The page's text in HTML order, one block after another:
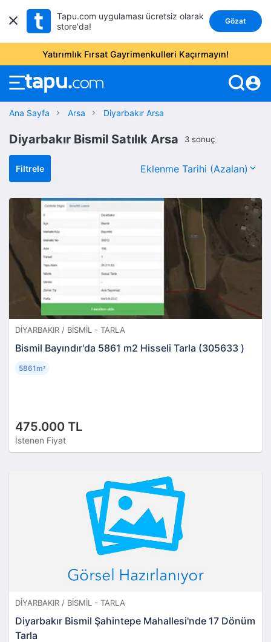
Tapu.com uygulaması ücretsiz olarak
store'da!
Gözat
Yatırımlık Fırsat Gayrimenkulleri Kaçırmayın!
account_circle
Ana Sayfa Arsa Diyarbakır Arsa
Diyarbakır Bismil Satılık Arsa 3 sonuç
Filtrele
DIYARBAKIR / BISMIL - TARLA
Bismil Bayındır'da 5861 m2 Hisseli Tarla (305633 )
475.000 TL
İstenen Fiyat
5861m²
DIYARBAKIR / BISMIL - TARLA
Diyarbakır Bismil Şahintepe Mahallesi'nde 17 Dönüm
Tarla